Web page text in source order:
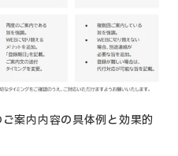
案内内容の具体例と効果的